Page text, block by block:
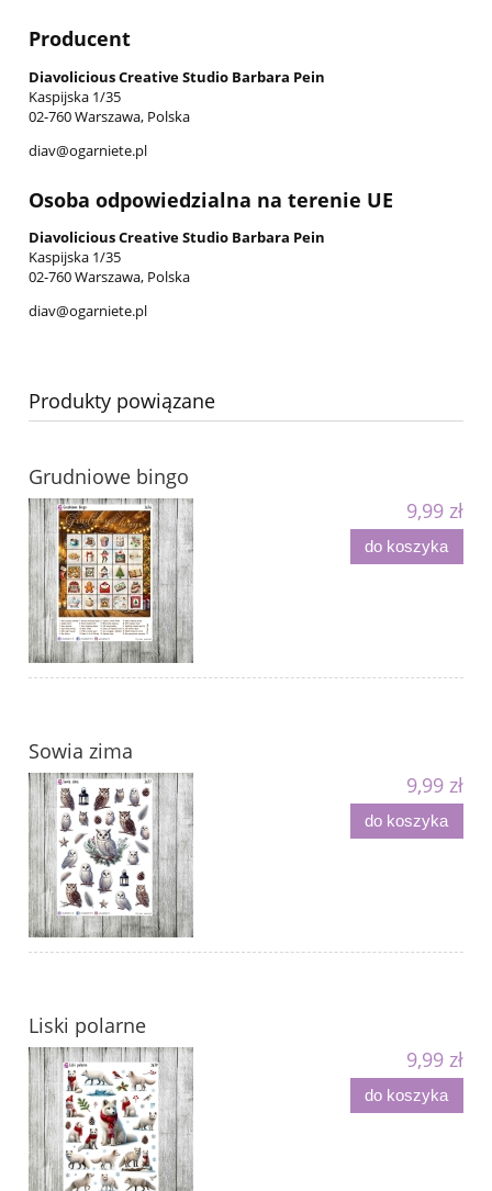
Producent
Diavolicious Creative Studio Barbara Pein
Kaspijska 1/35
02-760 Warszawa, Polska
diav@ogarniete.pl
Osoba odpowiedzialna na terenie UE
Diavolicious Creative Studio Barbara Pein
Kaspijska 1/35
02-760 Warszawa, Polska
diav@ogarniete.pl
Produkty powiązane
Grudniowe bingo
9,99 zł
do koszyka
Sowia zima
9,99 zł
do koszyka
Liski polarne
9,99 zł
do koszyka